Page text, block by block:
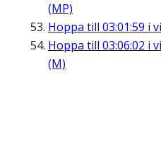
(MP)
Hoppa till 03:01:59 i
Hoppa till 03:06:02 i
(M)